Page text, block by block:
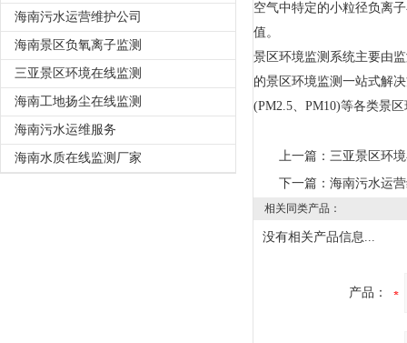
海南污水运营维护公司
海南景区负氧离子监测
三亚景区环境在线监测
海南工地扬尘在线监测
海南污水运维服务
海南水质在线监测厂家
空气中特定的小粒径负离
值。
景区环境监测系统主要由
的景区环境监测一站式解
(PM2.5、PM10)等各类景
上一篇： 三亚景区环
下一篇： 海南污水运
相关同类产品：
没有相关产品信息...
产品：